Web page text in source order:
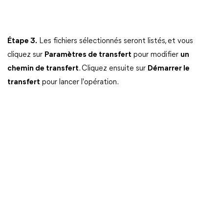
Étape 3. Les fichiers sélectionnés seront listés, et vous
cliquez sur Paramètres de transfert pour modifier un
chemin de transfert. Cliquez ensuite sur Démarrer le
transfert pour lancer l'opération.